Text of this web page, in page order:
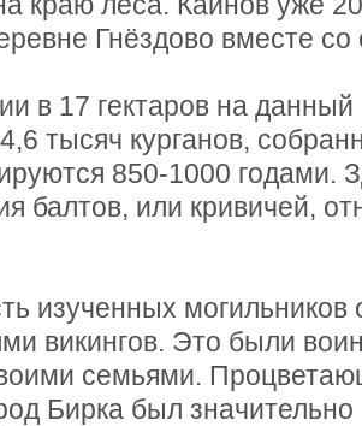
Гнёздово вместе
в 17 гектаров на
тысяч курганов,
850-1000 годами.
балтов, или кривичей,
изученных могильников
викингов. Это были
семьями.
Бирка был